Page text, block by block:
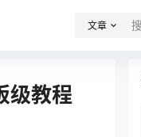
文章
级教程